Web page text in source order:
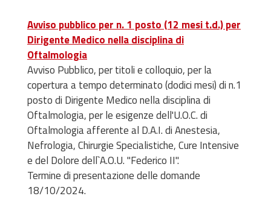
Avviso pubblico per n. 1 posto (12 mesi t.d.) per
Dirigente Medico nella disciplina di
Oftalmologia
Avviso Pubblico, per titoli e colloquio, per la
copertura a tempo determinato (dodici mesi) di n.1
posto di Dirigente Medico nella disciplina di
Oftalmologia, per le esigenze dell'U.O.C. di
Oftalmologia afferente al D.A.I. di Anestesia,
Nefrologia, Chirurgie Specialistiche, Cure Intensive
e del Dolore dell`A.O.U. "Federico II".
Termine di presentazione delle domande
18/10/2024.